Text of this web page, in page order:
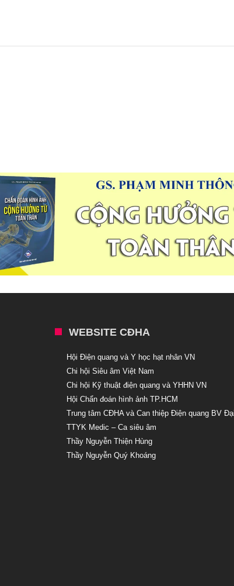
WEBSITE CĐHA
Hội Điện quang và Y học hạt nhân VN
Chi hội Siêu âm Việt Nam
Chi hội Kỹ thuật điện quang và YHHN VN
Hội Chẩn đoán hình ảnh TP.HCM
Trung tâm CĐHA và Can thiệp Điện quang BV
TTYK Medic – Ca siêu âm
Thầy Nguyễn Thiện Hùng
Thầy Nguyễn Quý Khoáng